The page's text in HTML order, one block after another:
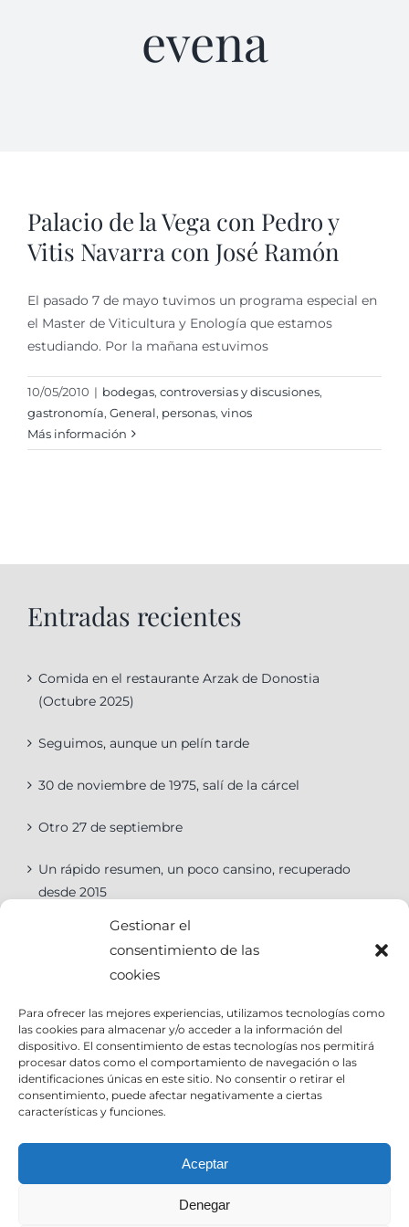
Gestionar el
consentimiento de las
cookies
Para ofrecer las mejores experiencias, utilizamos tecnologías como
las cookies para almacenar y/o acceder a la información del
dispositivo. El consentimiento de estas tecnologías nos permitirá
procesar datos como el comportamiento de navegación o las
identificaciones únicas en este sitio. No consentir o retirar el
consentimiento, puede afectar negativamente a ciertas
características y funciones.
Aceptar
Denegar
evena
Palacio de la Vega con Pedro y
Vitis Navarra con José Ramón
El pasado 7 de mayo tuvimos un programa especial en
el Master de Viticultura y Enología que estamos
estudiando. Por la mañana estuvimos
10/05/2010 | bodegas, controversias y discusiones,
gastronomí­a, General, personas, vinos
Más información
Entradas recientes
Comida en el restaurante Arzak de Donostia
(Octubre 2025)
Seguimos, aunque un pelín tarde
30 de noviembre de 1975, salí de la cárcel
Otro 27 de septiembre
Un rápido resumen, un poco cansino, recuperado
desde 2015
Categorías
Categorías
Contact Info
info@joseantoniocruz.com